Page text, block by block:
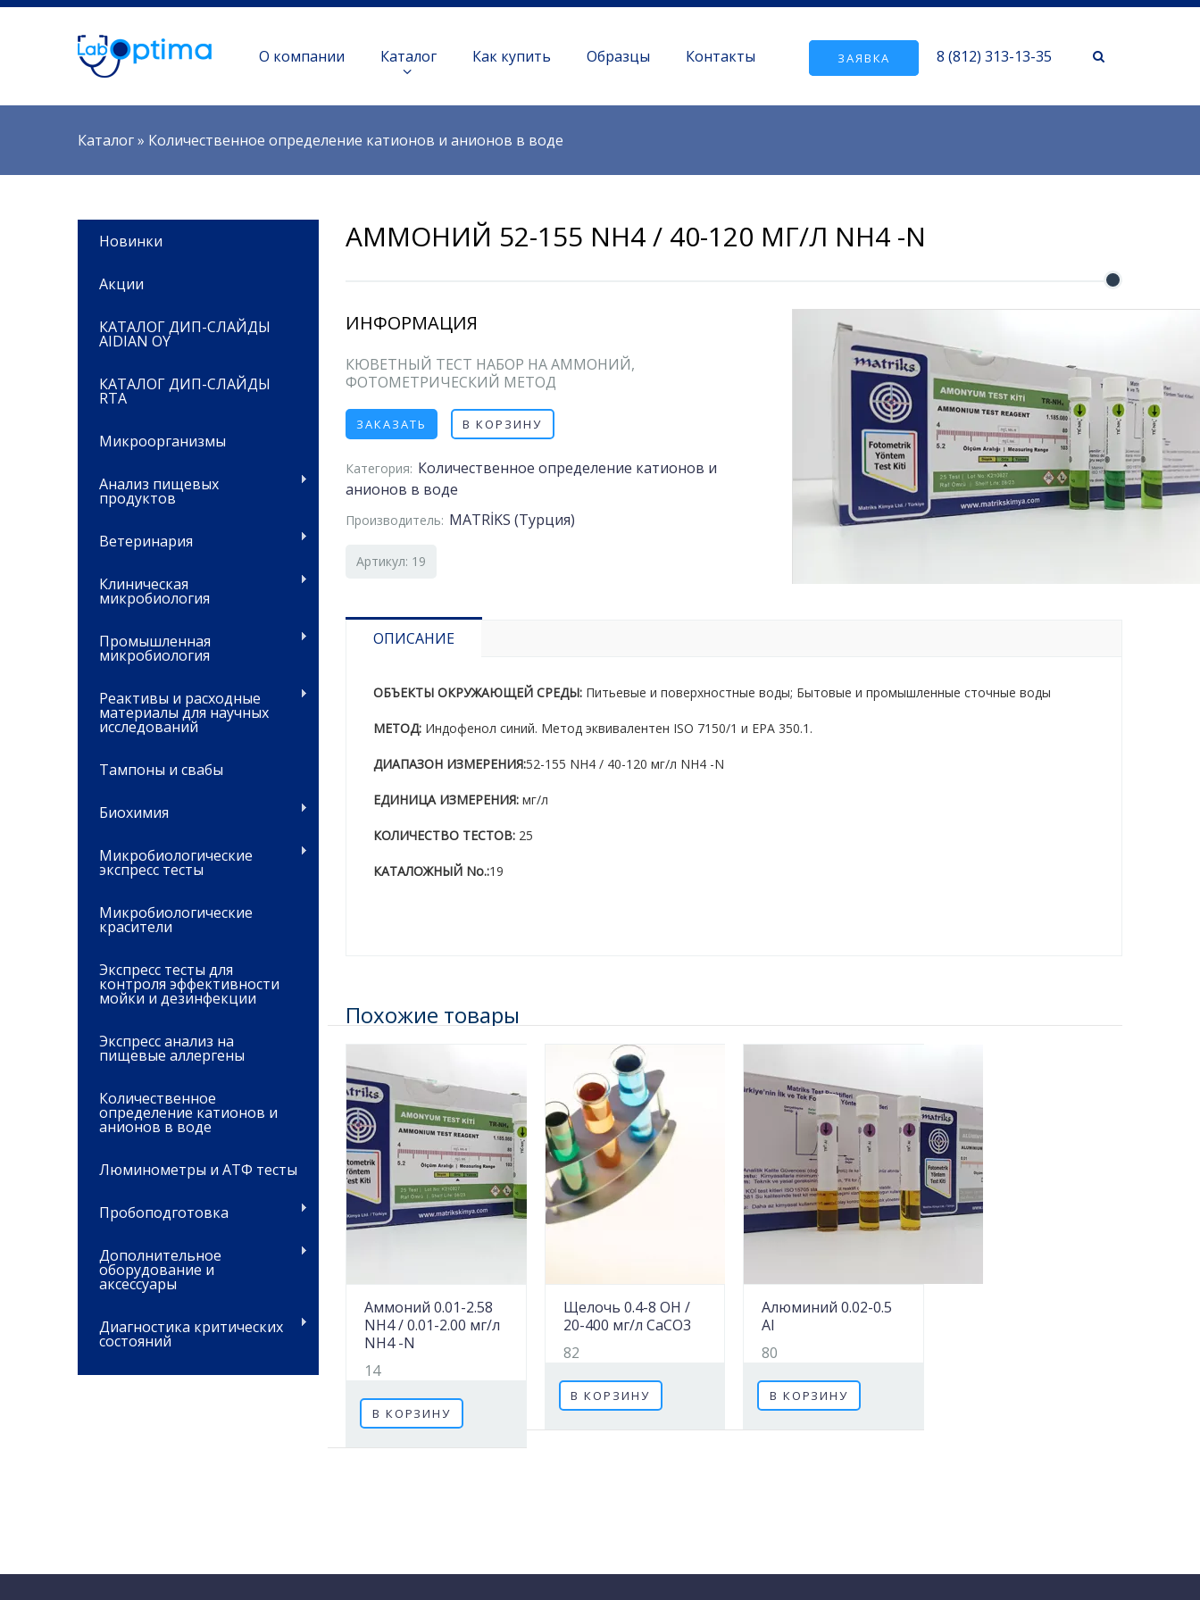
О компании Каталог Как купить Образцы Контакты ЗАЯВКА 8 (812) 313-13-35
Вы здесь
Каталог» Количественное определение катионов и анионов в воде
Новинки
Акции
КАТАЛОГ ДИП-СЛАЙДЫ
AIDIAN OY
КАТАЛОГ ДИП-СЛАЙДЫ
RTA
Микроорганизмы
Анализ пищевых
продуктов
Ветеринария
Клиническая
микробиология
Промышленная
микробиология
Реактивы и расходные
материалы для научных
исследований
Тампоны и свабы
Биохимия
Микробиологические
экспресс тесты
Микробиологические
красители
Экспресс тесты для
контроля эффективности
мойки и дезинфекции
Экспресс анализ на
пищевые аллергены
Количественное
определение катионов и
анионов в воде
Люминометры и АТФ тесты
Пробоподготовка
Дополнительное
оборудование и
аксессуары
Диагностика критических
состояний
АММОНИЙ 52-155 NH4 / 40-120 МГ/Л NH4 -N
ИНФОРМАЦИЯ
КЮВЕТНЫЙ ТЕСТ НАБОР НА АММОНИЙ,
ФОТОМЕТРИЧЕСКИЙ МЕТОД
ЗАКАЗАТЬ В КОРЗИНУ
Категория: Количественное определение катионов и
анионов в воде
Производитель: MATRİKS (Турция)
Артикул: 19
ОПИСАНИЕ
ОБЪЕКТЫ ОКРУЖАЮЩЕЙ СРЕДЫ: Питьевые и поверхностные воды; Бытовые и промышленные сточные воды
МЕТОД: Индофенол синий. Метод эквивалентен ISO 7150/1 и EPA 350.1.
ДИАПАЗОН ИЗМЕРЕНИЯ:52-155 NH4 / 40-120 мг/л NH4 -N
ЕДИНИЦА ИЗМЕРЕНИЯ: мг/л
КОЛИЧЕСТВО ТЕСТОВ: 25
КАТАЛОЖНЫЙ No.:19
Похожие товары
Аммоний 0.01-2.58
NH4 / 0.01-2.00 мг/л
NH4 -N
14
В КОРЗИНУ
Щелочь 0.4-8 OH /
20-400 мг/л CaCO3
82
В КОРЗИНУ
Алюминий 0.02-0.5
Al
80
В КОРЗИНУ